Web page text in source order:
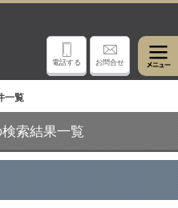
電話する お問合せ
一覧
索結果一覧